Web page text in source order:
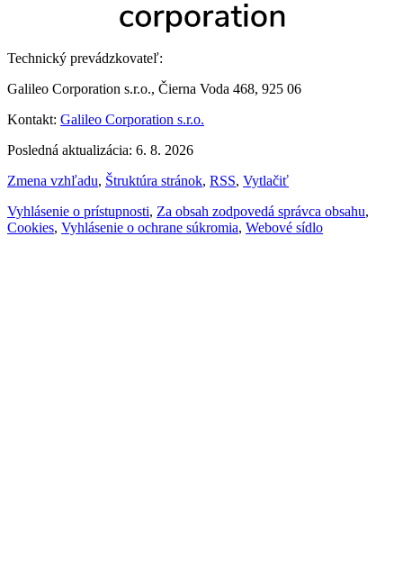
Technický prevádzkovateľ:
Galileo Corporation s.r.o., Čierna Voda 468, 925 06
Kontakt: Galileo Corporation s.r.o.
Posledná aktualizácia: 6. 8. 2026
Zmena vzhľadu, Štruktúra stránok, RSS, Vytlačiť
Vyhlásenie o prístupnosti, Za obsah zodpovedá správca obsahu,
Cookies, Vyhlásenie o ochrane súkromia, Webové sídlo